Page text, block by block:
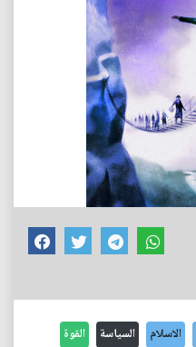
الاسلام السياسة القوة